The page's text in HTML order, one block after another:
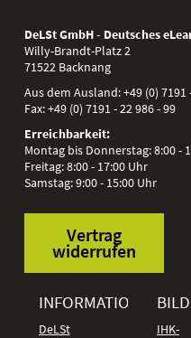
DeLSt GmbH - Deutsches
Willy-Brandt-Platz 2
71522 Backnang
Aus dem Ausland:+49 (0) 7191
Fax:+49 (0) 7191 - 22 986 - 99
Erreichbarkeit:
Montag bis Donnerstag: 8:00 -
Freitag: 8:00 - 17:00 Uhr
Samstag: 9:00 - 15:00 Uhr
Vertrag
widerrufen
INFORMATIONEN
DeLSt
IHK-